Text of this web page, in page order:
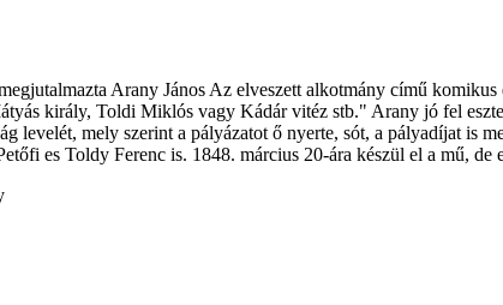
Arany János Az elveszett alkotmány című
király, Toldi Miklós vagy Kádár vitéz stb." Arany jó fel
levelét, mely szerint a pályázatot ő nyerte, sót, a pályadíjat
es Toldy Ferenc is. 1848. március 20-ára készül el a mű,